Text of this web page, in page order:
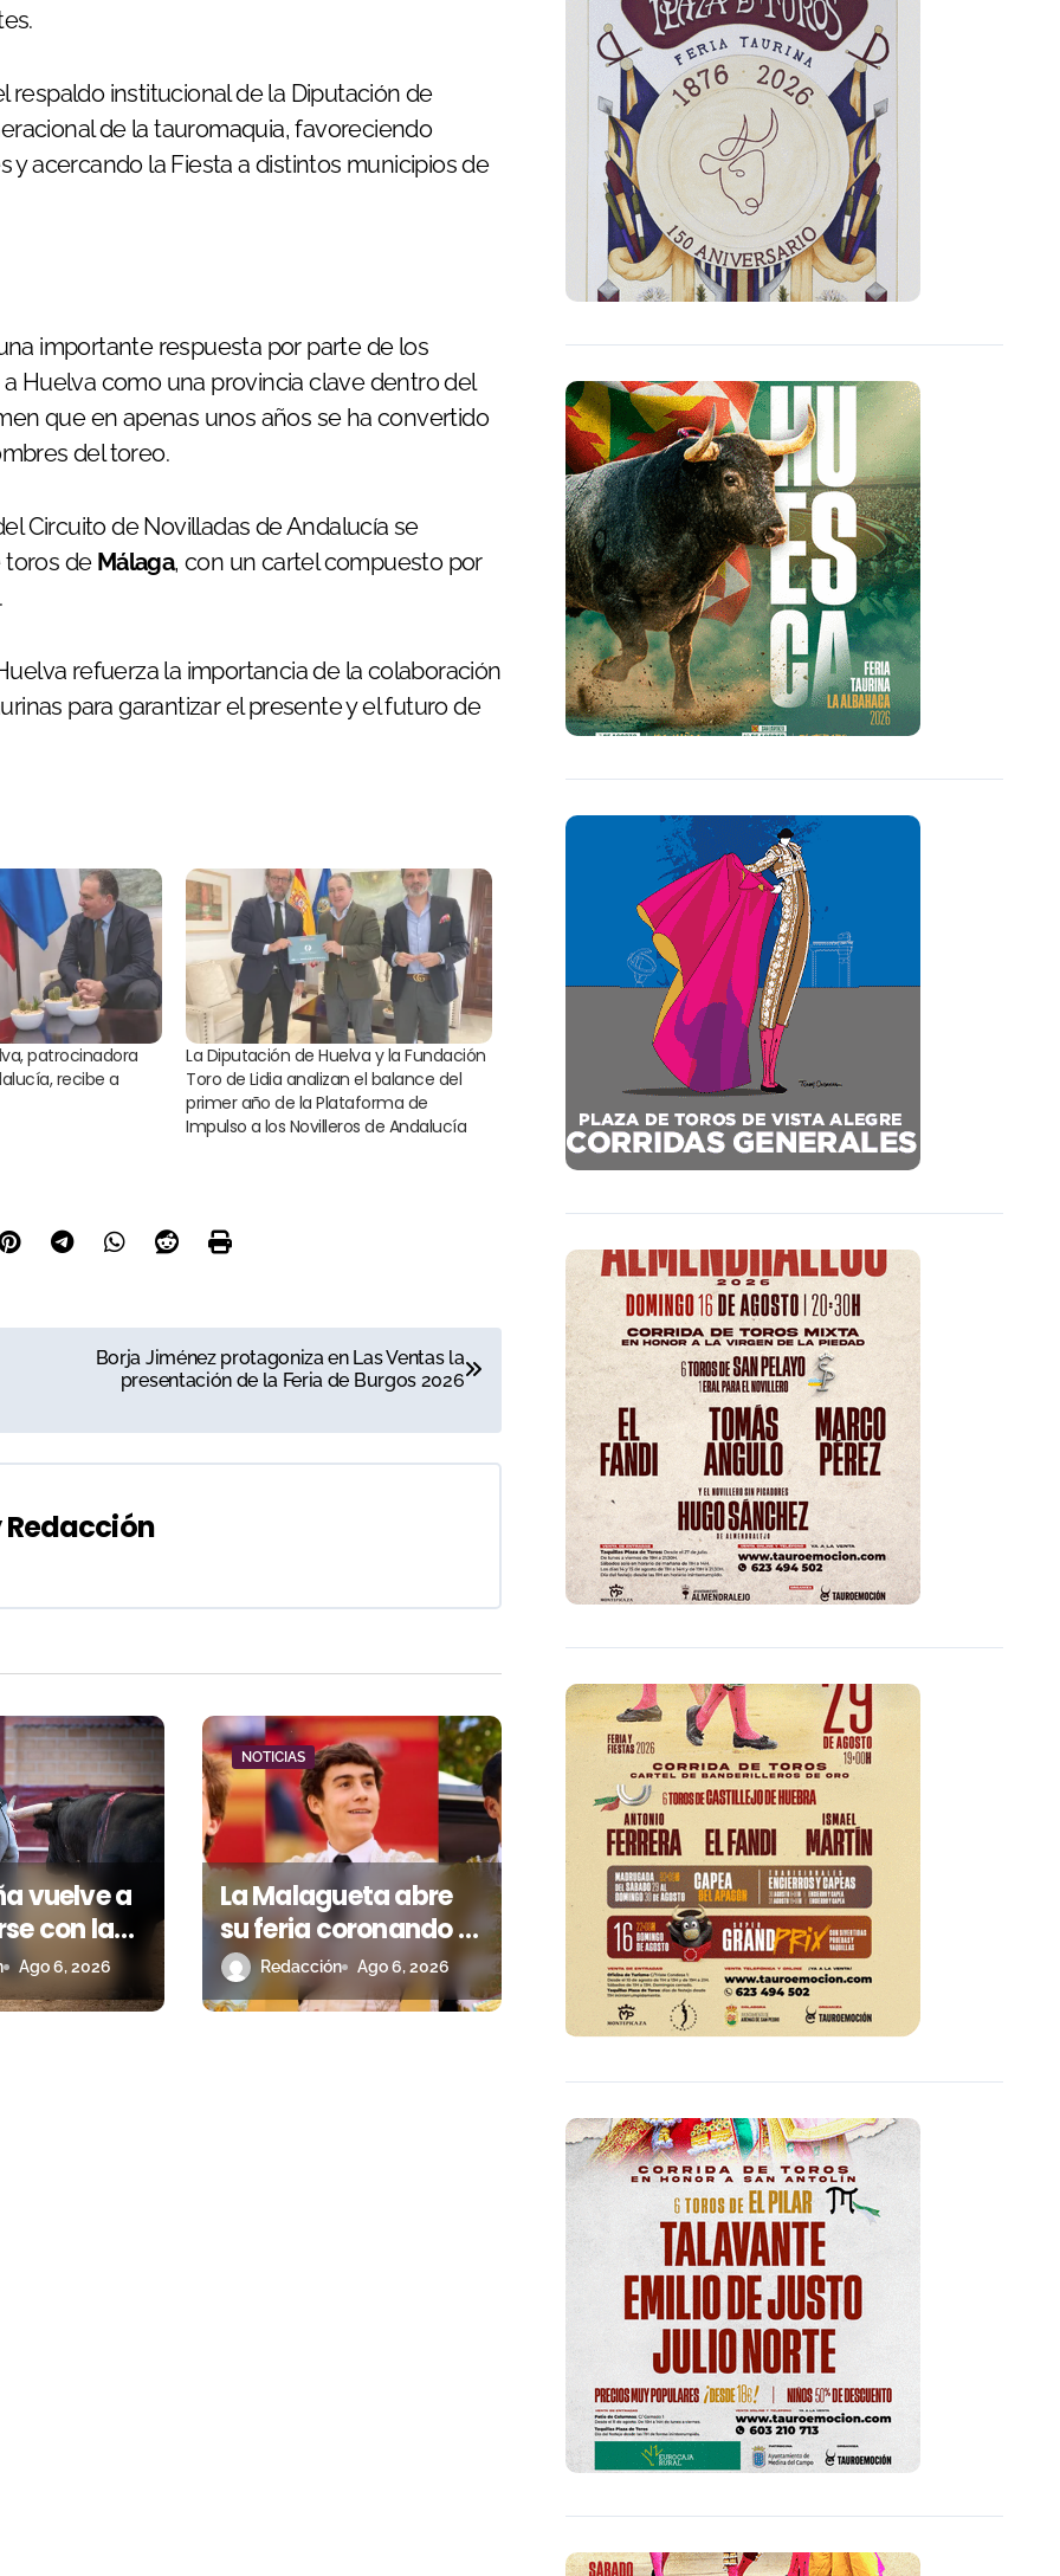
institucional de la Diputación de
de la tauromaquia, favoreciendo
acercando la Fiesta a distintos municipios de
importante respuesta por parte de los
Huelva como una provincia clave dentro del
que en apenas unos años se ha convertido
del toreo.
Circuito de Novilladas de Andalucía se
toros de Málaga, con un cartel compuesto por
refuerza la importancia de la colaboración
para garantizar el presente y el futuro de
patrocinadora
recibe a
La Diputación de Huelva y la Fundación
Toro de Lidia analizan el balance del
primer año de la Plataforma de
Impulso a los Novilleros de Andalucía
Borja Jiménez protagoniza en Las Ventas la
presentación de la Feria de Burgos 2026
Redacción
vuelve a
con la
Ago 6, 2026
NOTICIAS
La Malagueta abre
su feria coronando al
futuro del toreo
andaluz
Redacción Ago 6, 2026